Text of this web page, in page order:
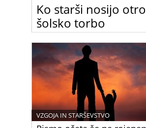
Ko starši nosijo
šolsko torbo
razvojno dobo otrok od dveh do
let starosti. Uči v osnovni šoli in
srkam znanja glede specifike
dobe otrok, ki vstopijo v osnovno
takoj ob pogledu na otrokovo
kakšno je družinsko okolje in kakšni
prevladujoči v družini, iz katere
opazovani otrok.
VZGOJA IN STARŠEVSTVO